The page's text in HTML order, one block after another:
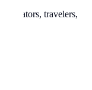
creators, travelers,